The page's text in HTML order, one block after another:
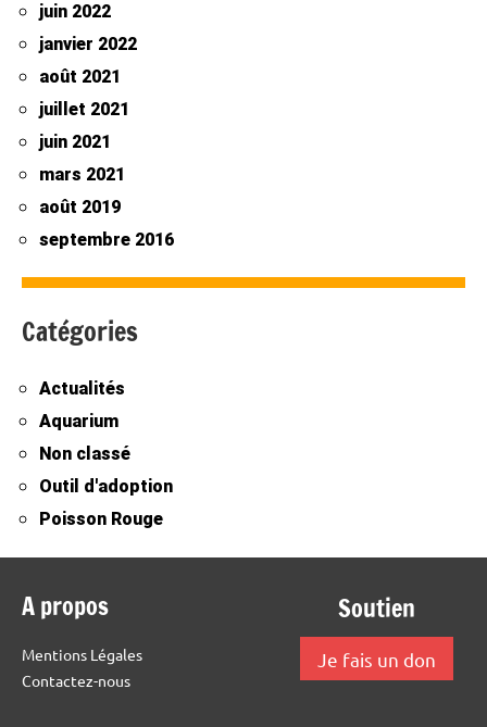
juin 2022
janvier 2022
août 2021
juillet 2021
juin 2021
mars 2021
août 2019
septembre 2016
Catégories
Actualités
Aquarium
Non classé
Outil d'adoption
Poisson Rouge
A propos
Mentions Légales
Contactez-nous
Soutien
Je fais un don